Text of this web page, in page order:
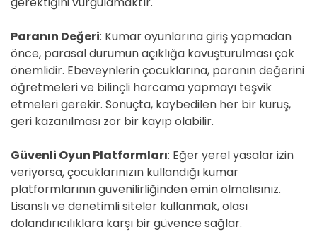
Paranın Değeri: Kumar oyunlarına giriş yapmadan
önce, parasal durumun açıklığa kavuşturulması çok
önemlidir. Ebeveynlerin çocuklarına, paranın değerini
öğretmeleri ve bilinçli harcama yapmayı teşvik
etmeleri gerekir. Sonuçta, kaybedilen her bir kuruş,
geri kazanılması zor bir kayıp olabilir.
Güvenli Oyun Platformları: Eğer yerel yasalar izin
veriyorsa, çocuklarınızın kullandığı kumar
platformlarının güvenilirliğinden emin olmalısınız.
Lisanslı ve denetimli siteler kullanmak, olası
dolandırıcılıklara karşı bir güvence sağlar.